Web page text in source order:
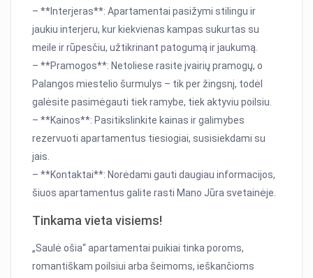
– **Interjeras**: Apartamentai pasižymi stilingu ir
jaukiu interjeru, kur kiekvienas kampas sukurtas su
meile ir rūpesčiu, užtikrinant patogumą ir jaukumą.
– **Pramogos**: Netoliese rasite įvairių pramogų, o
Palangos miestelio šurmulys – tik per žingsnį, todėl
galėsite pasimėgauti tiek ramybe, tiek aktyviu poilsiu.
– **Kainos**: Pasitikslinkite kainas ir galimybes
rezervuoti apartamentus tiesiogiai, susisiekdami su
jais.
– **Kontaktai**: Norėdami gauti daugiau informacijos,
šiuos apartamentus galite rasti Mano Jūra svetainėje.
Tinkama vieta visiems!
„Saulė ošia“ apartamentai puikiai tinka poroms,
romantiškam poilsiui arba šeimoms, ieškančioms